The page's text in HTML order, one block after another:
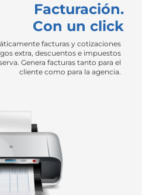
Facturación.
Con un click
facturas y cotizaciones
extra, descuentos e impuestos
Genera facturas tanto para el
cliente como para la agencia.